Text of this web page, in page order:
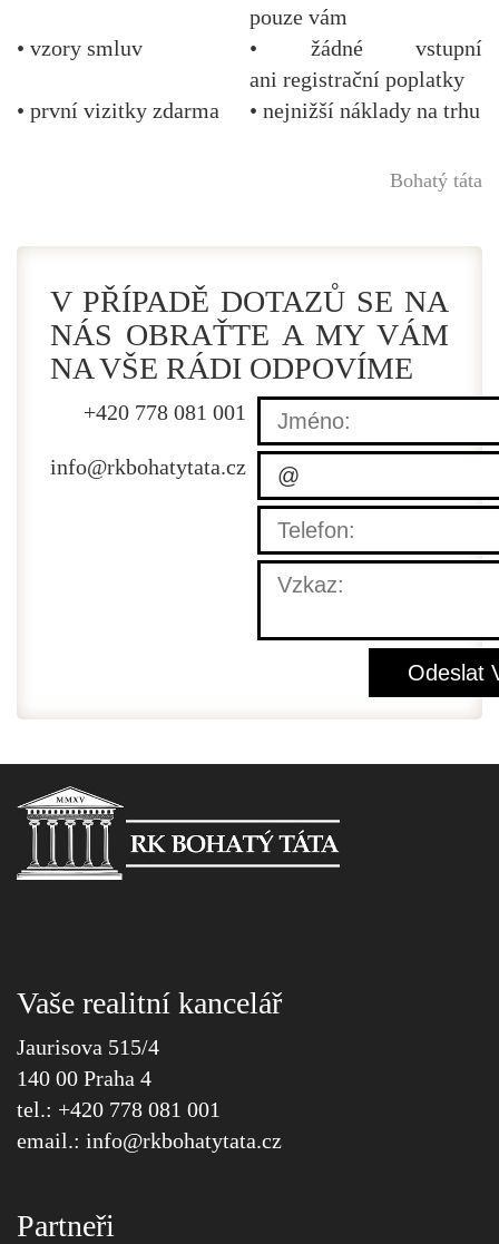
pouze vám
• vzory smluv
• žádné vstupní
ani registrační poplatky
• první vizitky zdarma
• nejnižší náklady na trhu
Bohatý táta
V PŘÍPADĚ DOTAZŮ SE NA
NÁS OBRAŤTE A MY VÁM
NA VŠE RÁDI ODPOVÍME
+420 778 081 001
info@rkbohatytata.cz
Vaše realitní kancelář
Jaurisova 515/4
140 00 Praha 4
tel.: +420 778 081 001
email.: info@rkbohatytata.cz
Partneři